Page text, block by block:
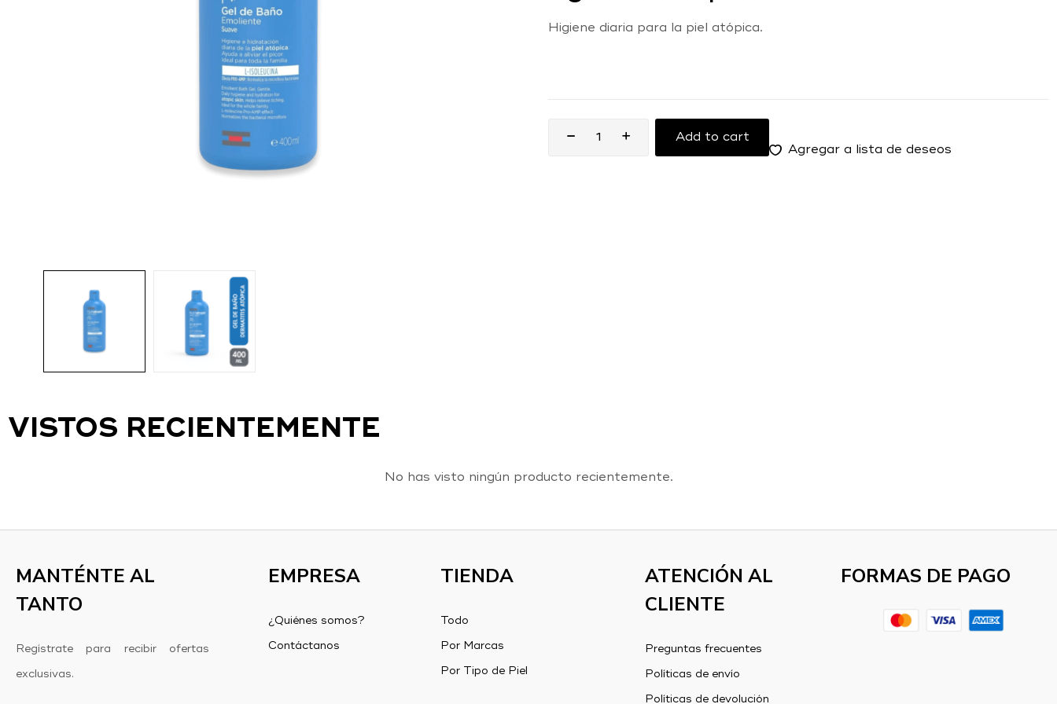
Higiene diaria para la piel atópica.
Add to cart
Agregar a lista de deseos
VISTOS RECIENTEMENTE
No has visto ningún producto recientemente.
MANTÉNTE AL
TANTO
Regístrate para recibir ofertas
exclusivas.
EMPRESA
¿Quiénes somos?
Contáctanos
TIENDA
Todo
Por Marcas
Por Tipo de Piel
ATENCIÓN AL
CLIENTE
Preguntas frecuentes
Políticas de envío
Políticas de devolución
FORMAS DE PAGO